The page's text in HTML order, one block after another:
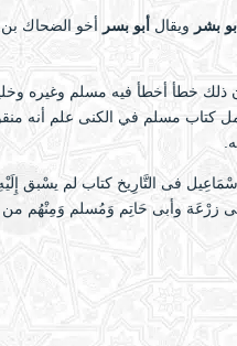
أبو بشر ويقال أبو بسر أخو الضحاك
ذلك خطأ أخطأ فيه مسلم وغيره
كتاب مسلم في الكنى علم أنه
سوق هذا: وَكتاب مُحَمَّد بن إِسْمَاعِيل فى التَّارِيخ كتاب لم
زرْعَة وأبى حَاتِم وَمُسلم وَمِنْهُم